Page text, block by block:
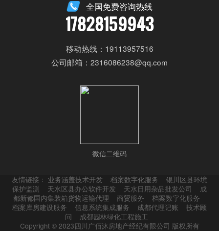
全国免费咨询热线
17828159943
移动热线：19113957516
公司邮箱：2316086238@qq.com
微信二维码
友情链接： 业务涵盖技术开发 档案数字化服务
银川区县环境
保护监测
天水区县办公软件开发 天水日用杂品批发公司
成
都新都国内集装箱货物运输代理
商贸服务
档案数字化服务
档案库房建设服务
信息系统集成服务 成都代理记账
技术顾
问
成都园林绿化工程施工
Copyright © 2023四川广佰沐房地产经纪有限公司 版权所有